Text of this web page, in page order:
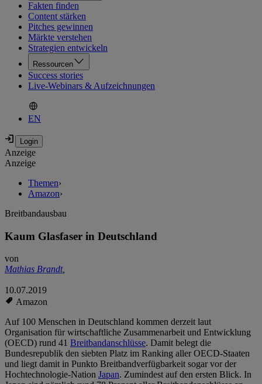
Fakten finden
Content stärken
Pitches gewinnen
Märkte verstehen
Strategien entwickeln
Ressourcen
Success stories
Live-Webinars & Aufzeichnungen
EN
Anzeige
Anzeige
Themen›
Amazon›
Breitbandausbau
Kaum Glasfaser in Deutschland
von
Mathias Brandt,
10.07.2019
Amazon
Auf 100 Menschen in Deutschland kommen derzeit laut
Organisation für wirtschaftliche Zusammenarbeit und Entwicklung
(OECD) rund 41 Breitbandanschlüsse. Damit belegt die
Bundesrepublik den siebten Platz im Ranking aller OECD-Staaten
und liegt damit in Punkto Breitbandverfügbarkeit sogar vor der
Hochtechnologie-Nation Japan. Zumindest auf den ersten Blick. In